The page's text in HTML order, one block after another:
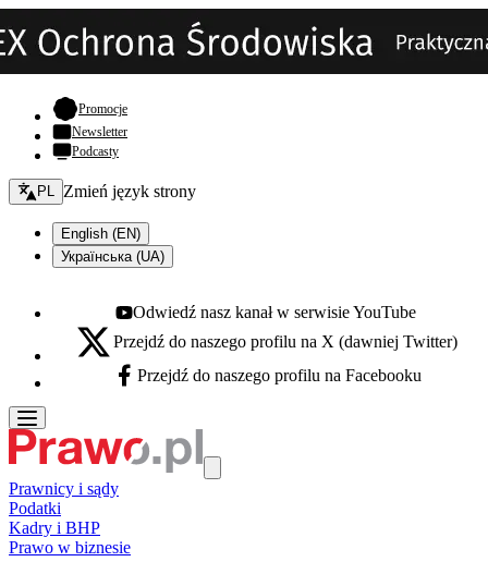
Promocje- otwiera się w nowej karcie
Newsletter
Podcasty
Zmień język - bieżący:
PL Zmień język strony
English (EN)
Українська (UA)
Youtube - otwiera się w nowej karcie
Odwiedź nasz kanał w serwisie YouTube
X - otwiera się w nowej karcie
Przejdź do naszego profilu na X (dawniej Twitter)
Facebook - otwiera się w nowej karcie
Przejdź do naszego profilu na Facebooku
Prawnicy i sądy
Podatki
Kadry i BHP
Prawo w biznesie